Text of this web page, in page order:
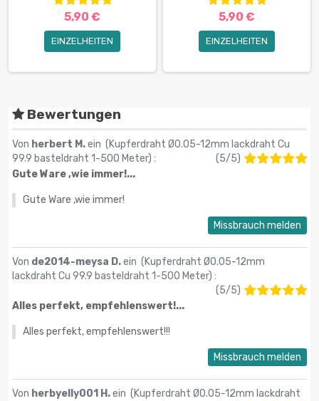
5,90 €
EINZELHEITEN
5,90 €
EINZELHEITEN
Bewertungen
Von herbert M.ein (Kupferdraht Ø0.05-12mm lackdraht Cu
99.9 basteldraht 1-500 Meter) : (5/5)
Gute Ware ,wie immer!...
Gute Ware ,wie immer!
Missbrauch melden
Von de2014-meysa D.ein (Kupferdraht Ø0.05-12mm
lackdraht Cu 99.9 basteldraht 1-500 Meter) :
(5/5)
Alles perfekt, empfehlenswert!...
Alles perfekt, empfehlenswert!!!
Missbrauch melden
Von herbyelly001 H.ein (Kupferdraht Ø0.05-12mm lackdraht